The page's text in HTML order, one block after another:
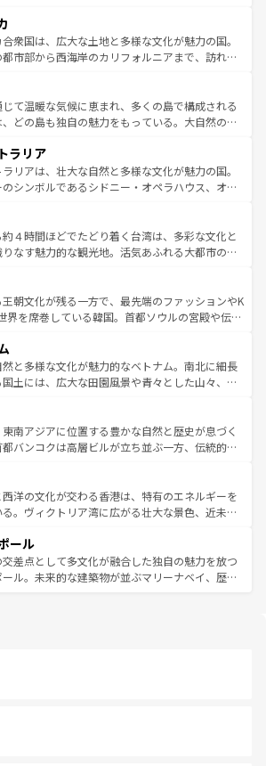
を参照してほしい。
のまま残る町や、スイスならではのユニークな
り、アルプス観光だけでなく町歩きも満喫する
る。国民の所得が高いため物価も高いが、旅行
費無料で観光を楽しむこともできる。 なお、新
情報はコンテンツ一覧 を参照してほしい。
衆国は、広大な土地と多様な文化が魅力の国。
市部から西海岸のカリフォルニアまで、訪れる
大都市は、観光、ショッピング、エンターテイ
詰まった刺激的なスポットだ。一方、アメリカ
大自然が広がり、グランドキャニオンやイエロー
オーリンズでは、音楽と美食が融合した独特の
。旅行者はアメリカの各地域で異なる魅力を楽
、その多様性と豊かな歴史を感じることができ
な旅のスタイルだ。 なお、新着のアメリカ
ンテンツ一覧を参照してほしい。
て温暖な気候に恵まれ、多くの島で構成される
どの島も独自の魅力をもっている。大自然の神
逃せない。また、定番の観光地といえばオアフ
かな自然を求めるならマウイ島やカウアイ島が
エメラルドグリーンに輝く海をはじめ、豊かな
なしの心で訪れる人々を迎えてくれるハワイの
いしいローカルフードやハワイアンミュージッ
なフラダンスなど、すべてがハワイの魅力を彩
わってほしい。 なお、新着のハワイ情報
ツ一覧を参照してほしい。
ラリア
リアは、壮大な自然と多様な文化が魅力の国。
シンボルであるシドニー・オペラハウス、オー
や大陸中央部にそびえるウルル（エアーズロッ
マニアの美しい原生林やケアンズの熱帯雨林な
ろがたくさん。また、カフェやワイン、オージ
ティビティも充実しており、サーフィンやダイ
イキングなど、アウトドア好きにはたまらな
トラリアの多彩な魅力を存分に味わいつくそ
しい。
４時間ほどでたどり着く台湾は、多彩な文化と
なす魅力的な観光地。活気あふれる大都市の台
つな山岳地帯である台湾東部など、都市の喧騒
静けさが共存しており、訪れる人に新しい発見と
らしてくれる。また、奥深い台湾の食文化も魅
と評判のスイーツなど、バラエティ豊かな料理
が味わえる。 なお、新着の台湾情報は コンテンツ一覧を参
い。
王朝文化が残る一方で、最先端のファッションやK
界を席巻している韓国。首都ソウルの宮殿や伝統
足を延ばせば四季折々の自然美を楽しむことが
そして、キムチや焼肉、絶品のストリートフード
まざまな韓国料理が待っている。夜には、韓国な
まれながら、韓国の多彩な魅力を心ゆくまで味
わってみてほしい。 なお、新着の韓国情報はコンテンツ一
してほしい。
然と多様な文化が魅力的なベトナム。南北に細長
国土には、広大な田園風景や青々とした山々、世
と共に伝統が息づく。ハノイの古い町並みやホ
のフランス統治時代の建物も、独特の雰囲気を
いる。また、バラエティの豊かさとおいしさで
ーやバインミー、ベトナムコーヒーなどは、ぜ
味わいたい。どの地域を訪れてもあたたかい人々
迎えてくれるので、きっと忘れられない旅にな
しい。
南アジアに位置する豊かな自然と歴史が息づく
バンコクは高層ビルが立ち並ぶ一方、伝統的な
差している。北部ではチェンマイなどの山岳地
と触れ合い、南部ではプーケットやクラビの美し
リゾート気分を楽しむことができる。タイ料理
候は一年中温暖で、どの季節にも異なる楽しみ
いる。親しみやすいタイの人々、仏教を中心とし
して多様な観光資源が、訪れる旅人を魅了し続
西洋の文化が交わる香港は、特有のエネルギーを
。ヴィクトリア湾に広がる壮大な景色、近未来
訪れても感動するはず。観光スポットが密集し
効率よく見どころを回れるのも魅力。息をのむよ
ら文化的な体験まで、香港を存分に楽しみ尽く
ール
交差点として多文化が融合した独自の魅力を放つ
ル。未来的な建築物が並ぶマリーナベイ、歴史
ーズは地元の風情を楽しめる外せないスポット